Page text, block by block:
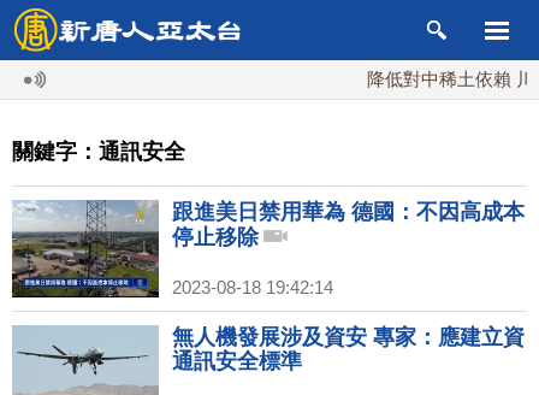
降低對中稀土依賴 川
關鍵字：通訊安全
跟進美日禁用華為 德國：不因高成本
停止移除
2023-08-18 19:42:14
無人機發展涉及資安 專家：應建立資
通訊安全標準